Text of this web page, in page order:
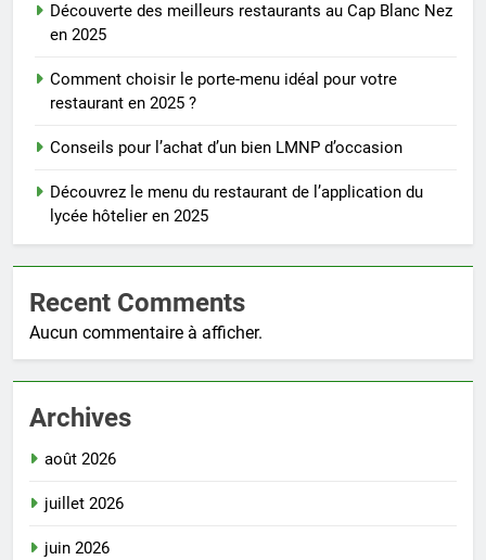
Découverte des meilleurs restaurants au Cap Blanc Nez
en 2025
Comment choisir le porte-menu idéal pour votre
restaurant en 2025 ?
Conseils pour l’achat d’un bien LMNP d’occasion
Découvrez le menu du restaurant de l’application du
lycée hôtelier en 2025
Recent Comments
Aucun commentaire à afficher.
Archives
août 2026
juillet 2026
juin 2026